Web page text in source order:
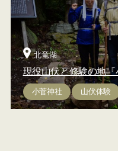
北竜湖
現役山伏と修験の地
小菅神社 山伏体験